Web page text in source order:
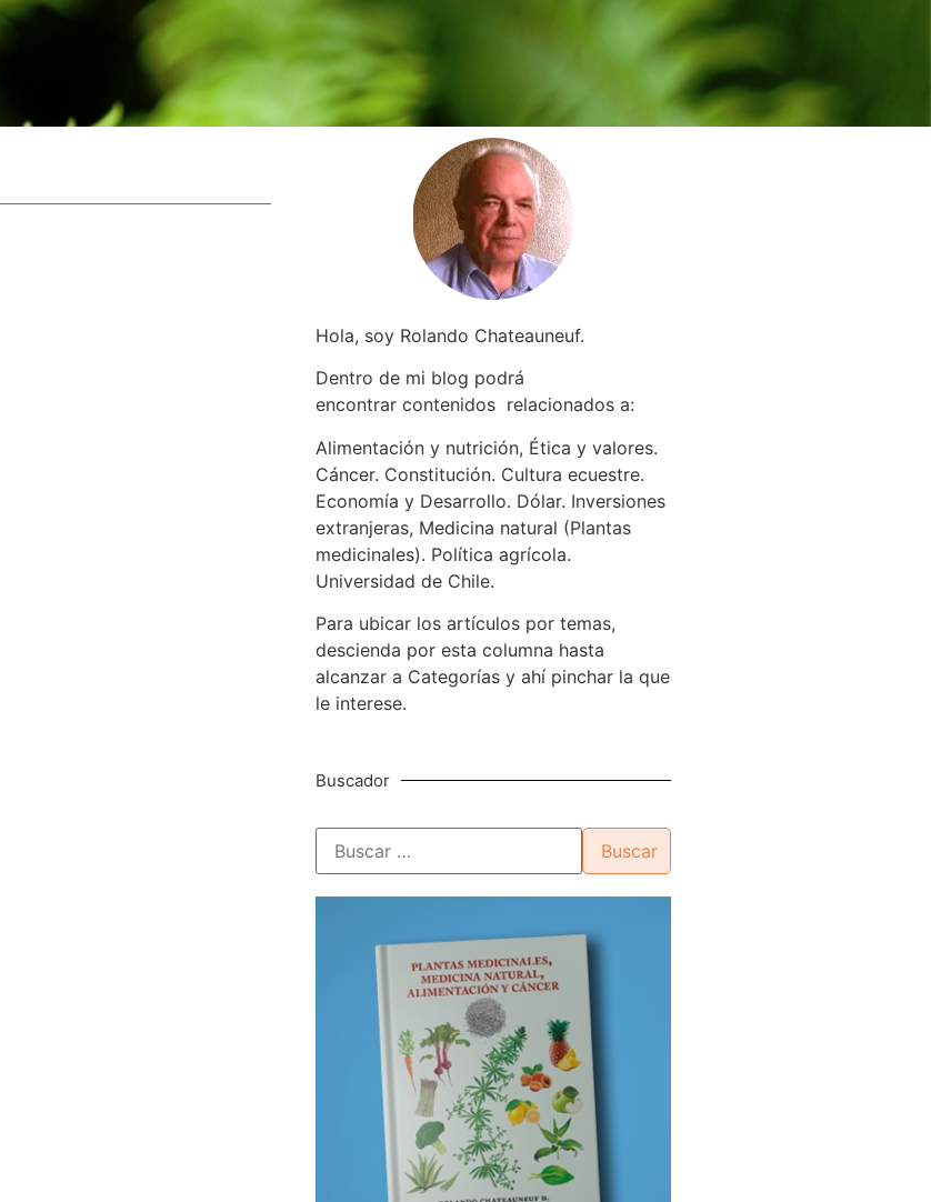
Hola, soy Rolando Chateauneuf.
Dentro de mi blog podrá
encontrar contenidos relacionados a:
Alimentación y nutrición, Ética y valores.
Cáncer. Constitución. Cultura ecuestre.
Economía y Desarrollo. Dólar. Inversiones
extranjeras, Medicina natural (Plantas
medicinales). Política agrícola.
Universidad de Chile.
Para ubicar los artículos por temas,
descienda por esta columna hasta
alcanzar a Categorías y ahí pinchar la que
le interese.
Buscador